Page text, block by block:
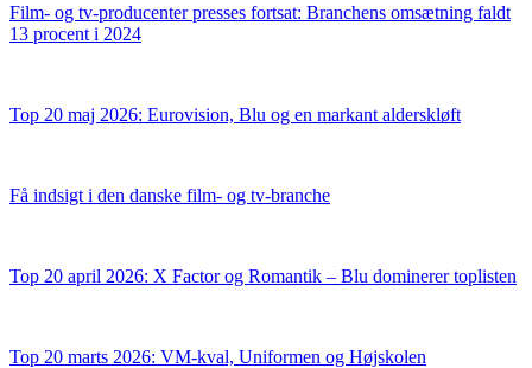
Film- og tv-producenter presses fortsat: Branchens omsætning faldt
13 procent i 2024
Top 20 maj 2026: Eurovision, Blu og en markant alderskløft
Få indsigt i den danske film- og tv-branche
Top 20 april 2026: X Factor og Romantik – Blu dominerer toplisten
Top 20 marts 2026: VM-kval, Uniformen og Højskolen